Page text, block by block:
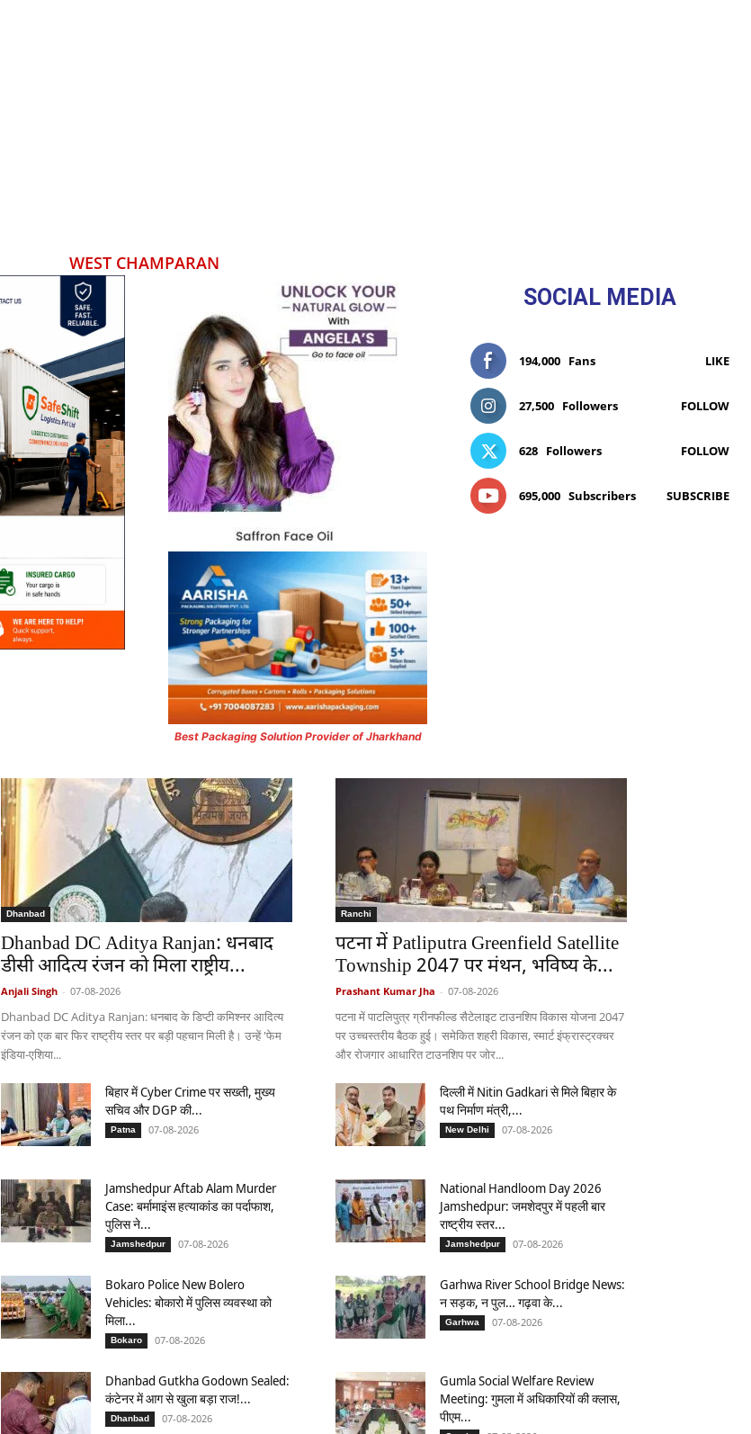
WEST CHAMPARAN
Best Packaging Solution Provider of Jharkhand
SOCIAL MEDIA
194,000 Fans LIKE
27,500 Followers FOLLOW
628 Followers FOLLOW
695,000 Subscribers SUBSCRIBE
Dhanbad
Dhanbad DC Aditya Ranjan: धनबाद
डीसी आदित्य रंजन को मिला राष्ट्रीय...
Anjali Singh - 07-08-2026
Dhanbad DC Aditya Ranjan: धनबाद के डिप्टी कमिश्नर आदित्य
रंजन को एक बार फिर राष्ट्रीय स्तर पर बड़ी पहचान मिली है। उन्हें 'फेम
इंडिया-एशिया...
Ranchi
पटना में Patliputra Greenfield Satellite
Township 2047 पर मंथन, भविष्य के...
Prashant Kumar Jha - 07-08-2026
पटना में पाटलिपुत्र ग्रीनफील्ड सैटेलाइट टाउनशिप विकास योजना 2047
पर उच्चस्तरीय बैठक हुई। समेकित शहरी विकास, स्मार्ट इंफ्रास्ट्रक्चर
और रोजगार आधारित टाउनशिप पर जोर...
बिहार में Cyber Crime पर सख्ती, मुख्य
सचिव और DGP की...
Patna 07-08-2026
दिल्ली में Nitin Gadkari से मिले बिहार के
पथ निर्माण मंत्री,...
New Delhi 07-08-2026
Jamshedpur Aftab Alam Murder
Case: बर्मामाइंस हत्याकांड का पर्दाफाश,
पुलिस ने...
Jamshedpur 07-08-2026
National Handloom Day 2026
Jamshedpur: जमशेदपुर में पहली बार
राष्ट्रीय स्तर...
Jamshedpur 07-08-2026
Bokaro Police New Bolero
Vehicles: बोकारो में पुलिस व्यवस्था को
मिला...
Bokaro 07-08-2026
Garhwa River School Bridge News:
न सड़क, न पुल… गढ़वा के...
Garhwa 07-08-2026
Dhanbad Gutkha Godown Sealed:
कंटेनर में आग से खुला बड़ा राज!...
Dhanbad 07-08-2026
Gumla Social Welfare Review
Meeting: गुमला में अधिकारियों की क्लास,
पीएम...